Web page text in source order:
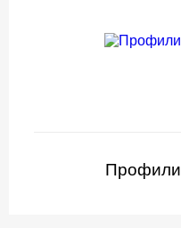
Профили